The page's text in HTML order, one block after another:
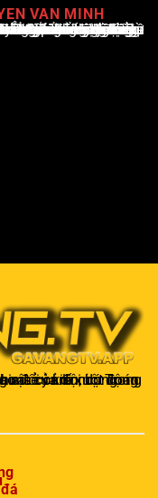
VAN MINH
10 năm hoạt động trong ngành. Ông có kiến thức sâu rộng và kinh nghiệm đáng kể trong việc phân tích và báo cáo về các sự kiện thể thao hàng đầu. Sự hiểu biết sâu sắc của ông về ngành này đã giúp ông xây dựng uy tín và danh tiếng trong cộng đồng báo chí thể thao.
sẻ ý kiến, dự đoán kết quả hoặc thảo luận về chiến thuật của đội bóng.